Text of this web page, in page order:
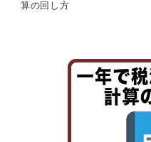
算の回し方